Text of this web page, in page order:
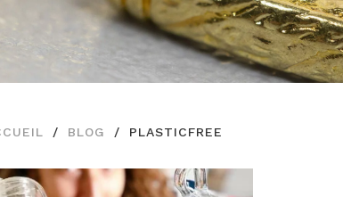
BLOG PLASTICFREE